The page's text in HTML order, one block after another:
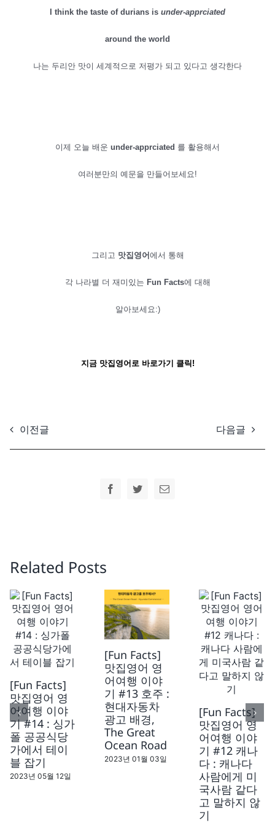
I think the taste of durians is under-apprciated
around the world
나는 두리안 맛이 세계적으로 저평가 되고 있다고 생각한다
이제 오늘 배운 under-apprciated 를 활용해서
여러분만의 예문을 만들어보세요!
그리고 맛집영어 에서 통해
각 나라별 더 재미있는 Fun Facts에 대해
알아보세요:)
지금 맛집영어로 바로가기 클릭!
이전글 다음글
FacebookTwitterEmail
Related Posts
[Fun Facts]
맛집영어 영
어여행 이야
기 #14 : 싱가
폴 공공식당
가에서 테이
블 잡기
2023년 05월 12일
[Fun Facts]
맛집영어 영
어여행 이야
기 #13 호주 :
현대자동차
광고 배경,
The Great
Ocean Road
2023년 01월 03일
[Fun Facts]
맛집영어 영
어여행 이야
기 #12 캐나
다 : 캐나다
사람에게 미
국사람 같다
고 말하지 않
기